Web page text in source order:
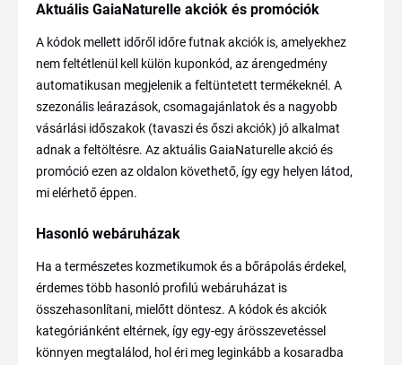
Aktuális GaiaNaturelle akciók és promóciók
A kódok mellett időről időre futnak akciók is, amelyekhez
nem feltétlenül kell külön kuponkód, az árengedmény
automatikusan megjelenik a feltüntetett termékeknél. A
szezonális leárazások, csomagajánlatok és a nagyobb
vásárlási időszakok (tavaszi és őszi akciók) jó alkalmat
adnak a feltöltésre. Az aktuális GaiaNaturelle akció és
promóció ezen az oldalon követhető, így egy helyen látod,
mi elérhető éppen.
Hasonló webáruházak
Ha a természetes kozmetikumok és a bőrápolás érdekel,
érdemes több hasonló profilú webáruházat is
összehasonlítani, mielőtt döntesz. A kódok és akciók
kategóriánként eltérnek, így egy-egy árösszevetéssel
könnyen megtalálod, hol éri meg leginkább a kosaradba